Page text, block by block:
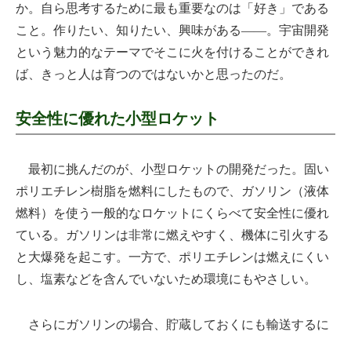
か。自ら思考するために最も重要なのは「好き」である
こと。作りたい、知りたい、興味がある――。宇宙開発
という魅力的なテーマでそこに火を付けることができれ
ば、きっと人は育つのではないかと思ったのだ。
安全性に優れた小型ロケット
最初に挑んだのが、小型ロケットの開発だった。固い
ポリエチレン樹脂を燃料にしたもので、ガソリン（液体
燃料）を使う一般的なロケットにくらべて安全性に優れ
ている。ガソリンは非常に燃えやすく、機体に引火する
と大爆発を起こす。一方で、ポリエチレンは燃えにくい
し、塩素などを含んでいないため環境にもやさしい。
さらにガソリンの場合、貯蔵しておくにも輸送するに